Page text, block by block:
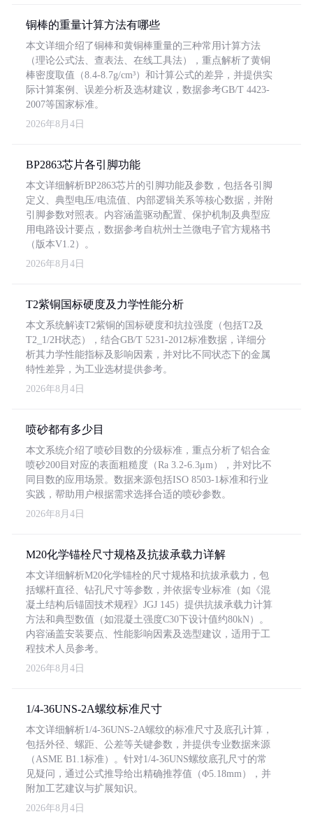
铜棒的重量计算方法有哪些
本文详细介绍了铜棒和黄铜棒重量的三种常用计算方法
（理论公式法、查表法、在线工具法），重点解析了黄铜
棒密度取值（8.4-8.7g/cm³）和计算公式的差异，并提供实
际计算案例、误差分析及选材建议，数据参考GB/T 4423-
2007等国家标准。
2026年8月4日
BP2863芯片各引脚功能
本文详细解析BP2863芯片的引脚功能及参数，包括各引脚
定义、典型电压/电流值、内部逻辑关系等核心数据，并附
引脚参数对照表。内容涵盖驱动配置、保护机制及典型应
用电路设计要点，数据参考自杭州士兰微电子官方规格书
（版本V1.2）。
2026年8月4日
T2紫铜国标硬度及力学性能分析
本文系统解读T2紫铜的国标硬度和抗拉强度（包括T2及
T2_1/2H状态），结合GB/T 5231-2012标准数据，详细分
析其力学性能指标及影响因素，并对比不同状态下的金属
特性差异，为工业选材提供参考。
2026年8月4日
喷砂都有多少目
本文系统介绍了喷砂目数的分级标准，重点分析了铝合金
喷砂200目对应的表面粗糙度（Ra 3.2-6.3μm），并对比不
同目数的应用场景。数据来源包括ISO 8503-1标准和行业
实践，帮助用户根据需求选择合适的喷砂参数。
2026年8月4日
M20化学锚栓尺寸规格及抗拔承载力详解
本文详细解析M20化学锚栓的尺寸规格和抗拔承载力，包
括螺杆直径、钻孔尺寸等参数，并依据专业标准（如《混
凝土结构后锚固技术规程》JGJ 145）提供抗拔承载力计算
方法和典型数值（如混凝土强度C30下设计值约80kN）。
内容涵盖安装要点、性能影响因素及选型建议，适用于工
程技术人员参考。
2026年8月4日
1/4-36UNS-2A螺纹标准尺寸
本文详细解析1/4-36UNS-2A螺纹的标准尺寸及底孔计算，
包括外径、螺距、公差等关键参数，并提供专业数据来源
（ASME B1.1标准）。针对1/4-36UNS螺纹底孔尺寸的常
见疑问，通过公式推导给出精确推荐值（Φ5.18mm），并
附加工艺建议与扩展知识。
2026年8月4日